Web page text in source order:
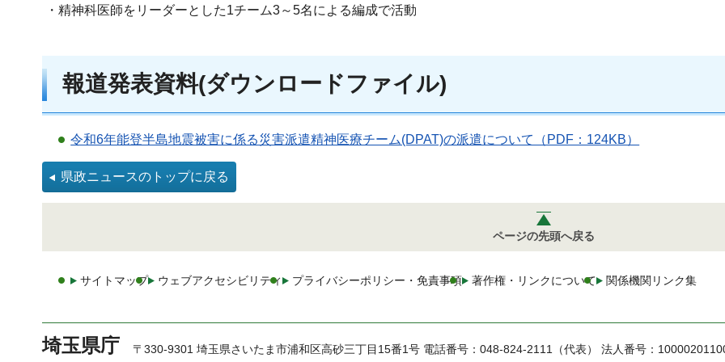
・精神科医師をリーダーとした1チーム3～5名による編成で活動
報道発表資料(ダウンロードファイル)
令和6年能登半島地震被害に係る災害派遣精神医療チーム(DPAT)の派遣について（PDF：124KB）
県政ニュースのトップに戻る
ページの先頭へ戻る
サイトマップ ウェブアクセシビリティ プライバシーポリシー・免責事項 著作権・リンクについて 関係機関リンク集
埼玉県庁 〒330-9301 埼玉県さいたま市浦和区高砂三丁目15番1号 電話番号：048-824-2111（代表） 法人番号：